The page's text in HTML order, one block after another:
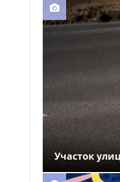
ночном заведении
избили школьника и
на видео в
области
Участок